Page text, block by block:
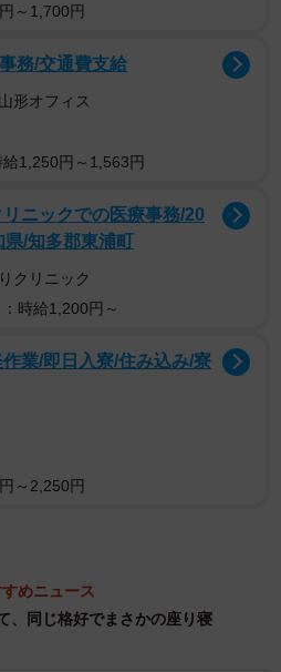
猫ちゃん（提供画像）
～1,700円
務/交通費支給
形オフィス
1,250円～1,563円
ニックでの医療事務/20
県/知多郡東浦町
クリニック
：時給1,200円～
業/即日入寮/住み込み/寮
～2,250円
めニュース
、同じ格好でまさかの座り寝